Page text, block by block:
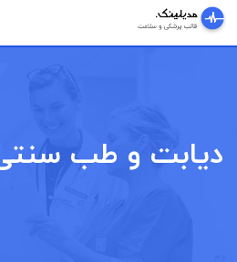
Skip
content
دیابت و طب